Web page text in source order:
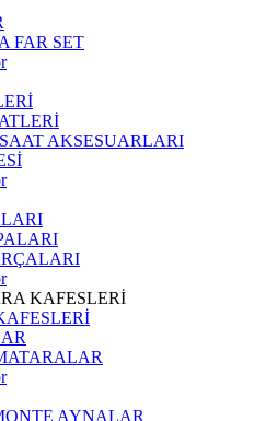
FAR SET
AKSESUARLARI
KAFESLERİ
AYNALAR